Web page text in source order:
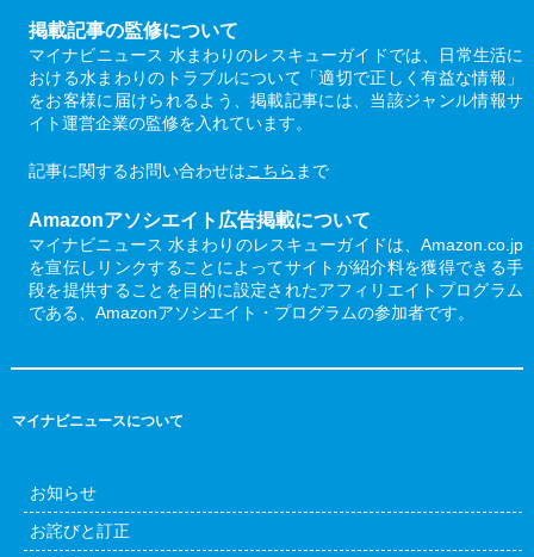
掲載記事の監修について
マイナビニュース 水まわりのレスキューガイドでは、日常生活に
おける水まわりのトラブルについて「適切で正しく有益な情報」
をお客様に届けられるよう、掲載記事には、当該ジャンル情報サ
イト運営企業の監修を入れています。
記事に関するお問い合わせはこちら まで
Amazonアソシエイト広告掲載について
マイナビニュース 水まわりのレスキューガイドは、Amazon.co.jp
を宣伝しリンクすることによってサイトが紹介料を獲得できる手
段を提供することを目的に設定されたアフィリエイトプログラム
である、Amazonアソシエイト・プログラムの参加者です。
マイナビニュースについて
お知らせ
お詫びと訂正